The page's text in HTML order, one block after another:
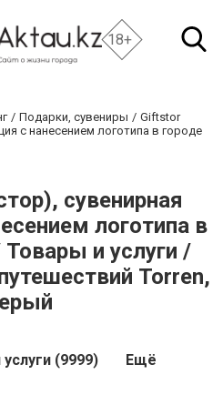
18+
Подарки, сувениры
Giftstor
с нанесением логотипа в городе
сувенирная
логотипа в
и услуги /
Torren,
(9999) Ещё